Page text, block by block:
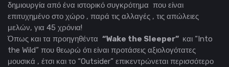
δημιουργία από ένα ιστορικό συγκρότημα που είναι
επιτυχημένο στο χώρο , παρά τις αλλαγές , τις απώλειες
μελών, για 45 χρόνια!
Όπως και τα προηγηθέντα “Wake the Sleeper” και “Into
the Wild” που θεωρώ ότι είναι προτάσεις αξιολογότατες
μουσικά , έτσι και το “Outsider” επικεντρώνεται περισσότερο